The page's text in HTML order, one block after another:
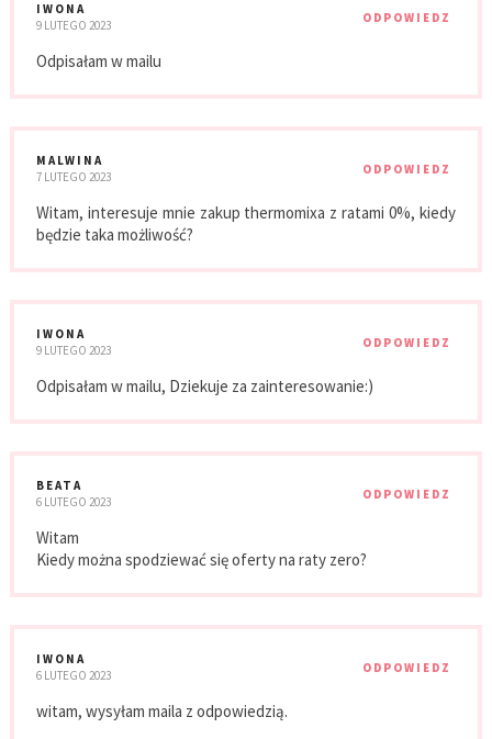
IWONA
9 LUTEGO 2023
ODPOWIEDZ
Odpisałam w mailu
MALWINA
7 LUTEGO 2023
ODPOWIEDZ
Witam, interesuje mnie zakup thermomixa z ratami 0%, kiedy
będzie taka możliwość?
IWONA
9 LUTEGO 2023
ODPOWIEDZ
Odpisałam w mailu, Dziekuje za zainteresowanie:)
BEATA
6 LUTEGO 2023
ODPOWIEDZ
Witam
Kiedy można spodziewać się oferty na raty zero?
IWONA
6 LUTEGO 2023
ODPOWIEDZ
witam, wysyłam maila z odpowiedzią.